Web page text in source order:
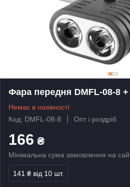
Фара передня DMFL-08-8
Немає в наявності
Код: DMFL-08-8
Опт і роздріб
166 ₴
Мінімальна сума замовлення на
141 ₴ від 10 шт.